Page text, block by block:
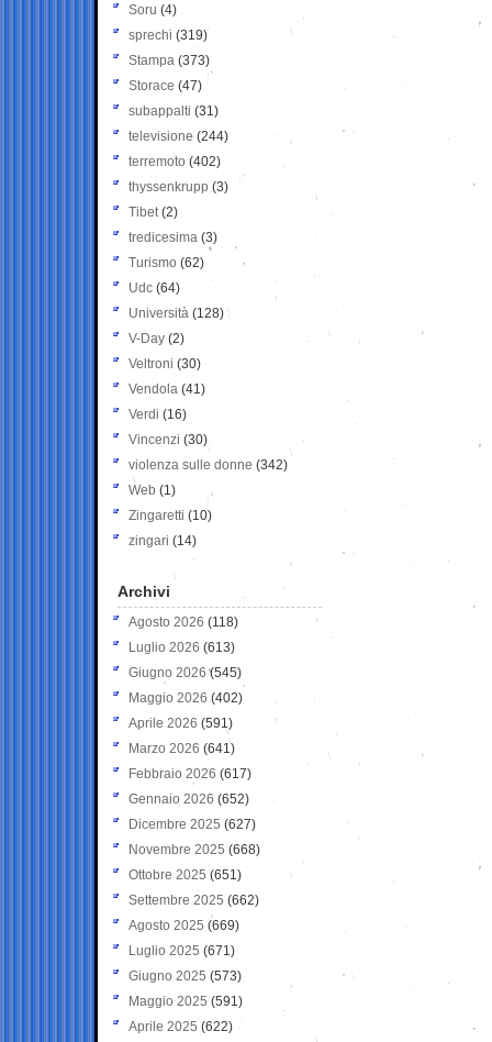
Soru (4)
sprechi (319)
Stampa (373)
Storace (47)
subappalti (31)
televisione(244)
terremoto (402)
thyssenkrupp (3)
Tibet(2)
tredicesima (3)
Turismo (62)
Udc (64)
Università (128)
V-Day (2)
Veltroni (30)
Vendola (41)
Verdi (16)
Vincenzi (30)
violenza sulle donne (342)
Web (1)
Zingaretti (10)
zingari (14)
Archivi
Agosto 2026 (118)
Luglio 2026 (613)
Giugno 2026 (545)
Maggio 2026 (402)
Aprile 2026 (591)
Marzo 2026 (641)
Febbraio 2026 (617)
Gennaio 2026 (652)
Dicembre 2025 (627)
Novembre 2025 (668)
Ottobre 2025 (651)
Settembre 2025 (662)
Agosto 2025 (669)
Luglio 2025 (671)
Giugno 2025 (573)
Maggio 2025 (591)
Aprile 2025 (622)